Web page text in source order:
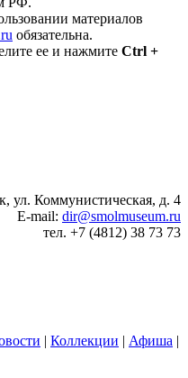
материалов
обязательна.
ее и нажмите Ctrl +
ул. Коммунистическая, д. 4
E-mail: dir@smolmuseum.ru
тел. +7 (4812) 38 73 73
| Коллекции | Афиша |